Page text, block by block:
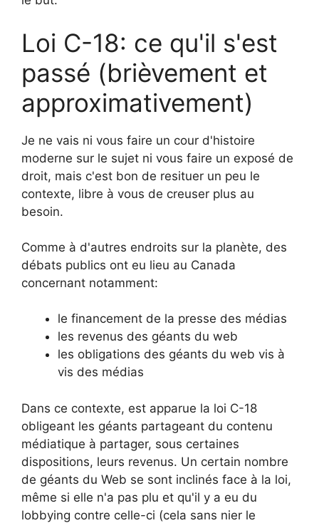
Loi C-18: ce qu'il s'est
passé (brièvement et
approximativement)
Je ne vais ni vous faire un cour d'histoire
moderne sur le sujet ni vous faire un exposé de
droit, mais c'est bon de resituer un peu le
contexte, libre à vous de creuser plus au
besoin.
Comme à d'autres endroits sur la planète, des
débats publics ont eu lieu au Canada
concernant notamment:
le financement de la presse des médias
les revenus des géants du web
les obligations des géants du web vis à
vis des médias
Dans ce contexte, est apparue la loi C-18
obligeant les géants partageant du contenu
médiatique à partager, sous certaines
dispositions, leurs revenus. Un certain nombre
de géants du Web se sont inclinés face à la loi,
même si elle n'a pas plu et qu'il y a eu du
lobbying contre celle-ci (cela sans nier le